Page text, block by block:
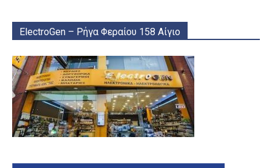
ElectroGen – Ρήγα Φεραίου 158 Αίγιο